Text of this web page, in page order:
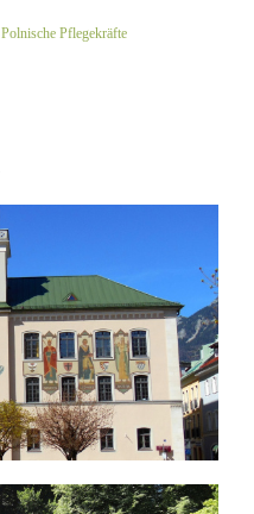
Polnische Pflegekräfte